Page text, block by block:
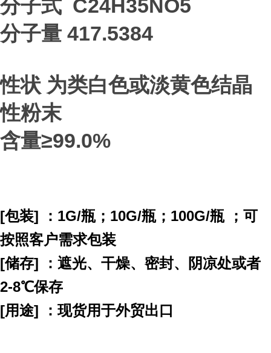
分子式 C24H35NO5
分子量 417.5384
性状 为类白色或淡黄色结晶
性粉末
含量≥99.0%
[包装] ： 1G/瓶；10G/瓶；100G/瓶 ； 可
按照客户需求包装
[储存] ：遮光、干燥、密封、阴凉处或者
2-8℃保存
[用途] ：现货用于外贸出口